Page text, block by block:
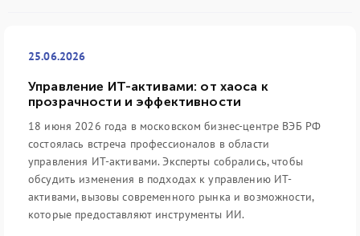
25.06.2026
Управление ИТ-активами: от хаоса к
прозрачности и эффективности
18 июня 2026 года в московском бизнес-центре ВЭБ РФ
состоялась встреча профессионалов в области
управления ИТ-активами. Эксперты собрались, чтобы
обсудить изменения в подходах к управлению ИТ-
активами, вызовы современного рынка и возможности,
которые предоставляют инструменты ИИ.